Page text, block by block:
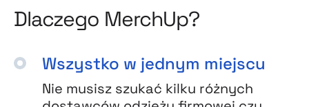
Dlaczego MerchUp?
Wszystko w jednym miejscu
Nie musisz szukać kilku różnych